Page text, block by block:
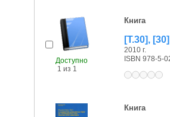
Доступно
1 из 1
Книга
[Т.30],
2010 г.
ISBN 978-5-
Книга